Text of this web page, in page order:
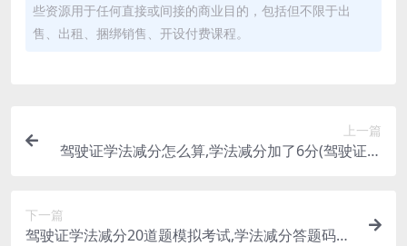
些资源用于任何直接或间接的商业目的，包括但不限于出
售、出租、捆绑销售、开设付费课程。
上一篇
驾驶证学法减分怎么算,学法减分加了6分(驾驶证学
下一篇
驾驶证学法减分20道题模拟考试,学法减分答题码掉